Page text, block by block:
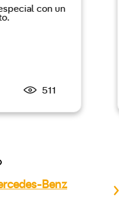
con un
511
Benz